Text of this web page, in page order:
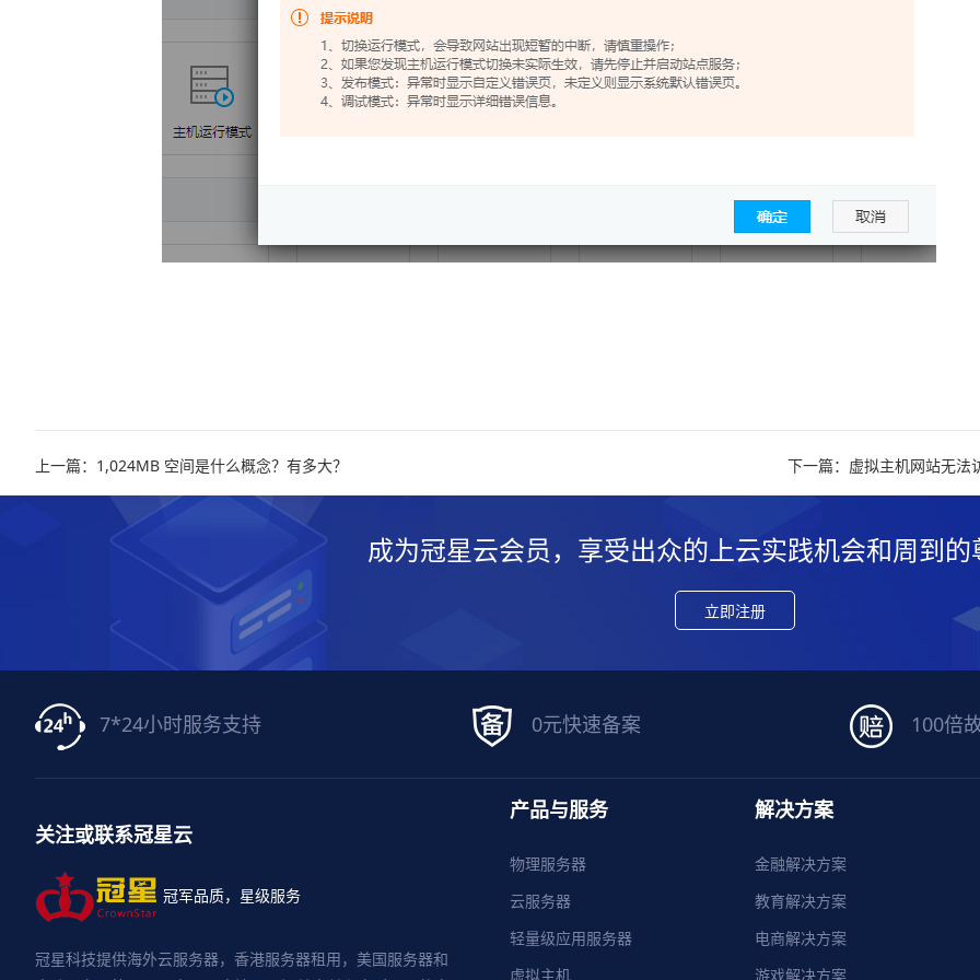
上一篇：1,024MB 空间是什么概念？有多大？ 下一篇：虚拟主机网站无法
成为冠星云会员，享受出众的上云实践机会和周到的
立即注册
7*24小时服务支持 0元快速备案 100倍
关注或联系冠星云
冠军品质，星级服务
冠星科技提供海外云服务器，香港服务器租用，美国服务器和
产品与服务
物理服务器
云服务器
轻量级应用服务器
虚拟主机
解决方案
金融解决方案
教育解决方案
电商解决方案
游戏解决方案